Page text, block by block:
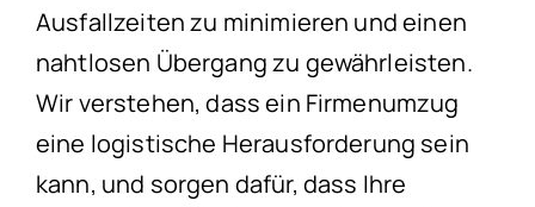
Ausfallzeiten zu minimieren und einen
nahtlosen Übergang zu gewährleisten.
Wir verstehen, dass ein Firmenumzug
eine logistische Herausforderung sein
kann, und sorgen dafür, dass Ihre